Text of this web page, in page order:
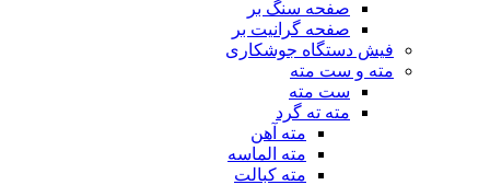
صفحه سنگ بر
صفحه گرانیت بر
فیش دستگاه جوشکاری
مته و ست مته
ست مته
مته ته گرد
مته آهن
مته الماسه
مته کبالت